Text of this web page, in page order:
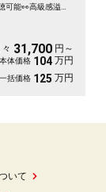
可能👀高級感溢れ
リアプライベー
くつろぎ空間💎ア
ｔ＆ＣｏｏｌＢＯ
31,700 円～
体価格 104 万円
括価格 125 万円
いて